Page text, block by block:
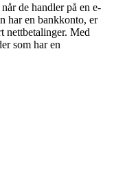
de handler på en e-
har en bankkonto, er
nettbetalinger. Med
som har en